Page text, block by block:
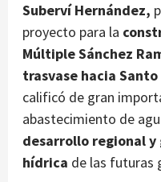
Suberví Hernández,
proyecto para la
Múltiple Sánchez
trasvase hacia
calificó de gran
abastecimiento de
desarrollo regional
hídrica de las futuras